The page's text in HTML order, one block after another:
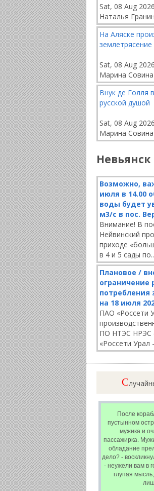
Sat, 08 Aug
Наталья
На Аляске
землетрясение
Sat, 08 Aug
Марина Совина
Внук де Голля
русской душой
Sat, 08 Aug
Марина Совина
Невьянск
Возможно,
июля в 14.00
воды будет
м3/с в пос.
Внимание! В
Нейвинский
приходе
в 4 и 5 сады
Плановое /
ограничение
потребления
на 18 июля
ПАО «Россети
ПО НТЭС НРЭС
«Россети Урал
C
После
пустынном
мужика и
пассажирка.
обладание
дело? -
- неужели вам в
глупая